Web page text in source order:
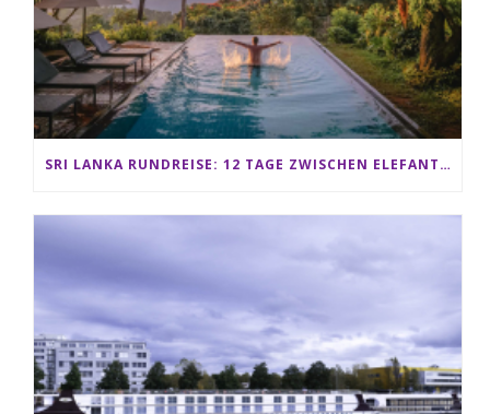
SRI LANKA RUNDREISE: 12 TAGE ZWISCHEN ELEFANTEN, TEEPLANTAGEN & STRAND ALS FAMILIE